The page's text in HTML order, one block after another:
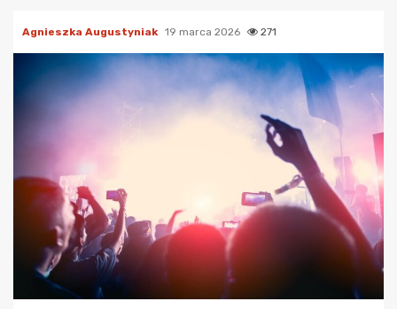
Agnieszka Augustyniak 19 marca 2026 271